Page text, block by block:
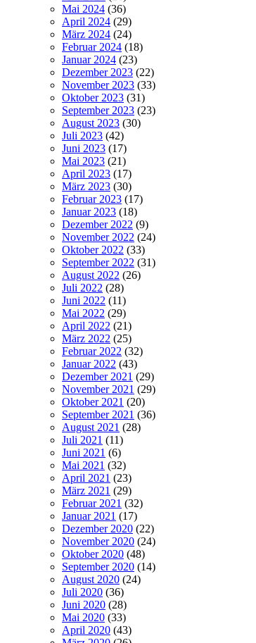
Mai 2024 (36)
April 2024 (29)
März 2024 (24)
Februar 2024 (18)
Januar 2024 (23)
Dezember 2023 (22)
November 2023 (33)
Oktober 2023 (31)
September 2023 (23)
August 2023 (30)
Juli 2023 (42)
Juni 2023 (17)
Mai 2023 (21)
April 2023 (17)
März 2023 (30)
Februar 2023 (17)
Januar 2023 (18)
Dezember 2022 (9)
November 2022 (24)
Oktober 2022 (33)
September 2022 (31)
August 2022 (26)
Juli 2022 (28)
Juni 2022 (11)
Mai 2022 (29)
April 2022 (21)
März 2022 (25)
Februar 2022 (32)
Januar 2022 (43)
Dezember 2021 (29)
November 2021 (29)
Oktober 2021 (20)
September 2021 (36)
August 2021 (28)
Juli 2021 (11)
Juni 2021 (6)
Mai 2021 (32)
April 2021 (23)
März 2021 (29)
Februar 2021 (32)
Januar 2021 (17)
Dezember 2020 (22)
November 2020 (24)
Oktober 2020 (48)
September 2020 (14)
August 2020 (24)
Juli 2020 (36)
Juni 2020 (28)
Mai 2020 (33)
April 2020 (43)